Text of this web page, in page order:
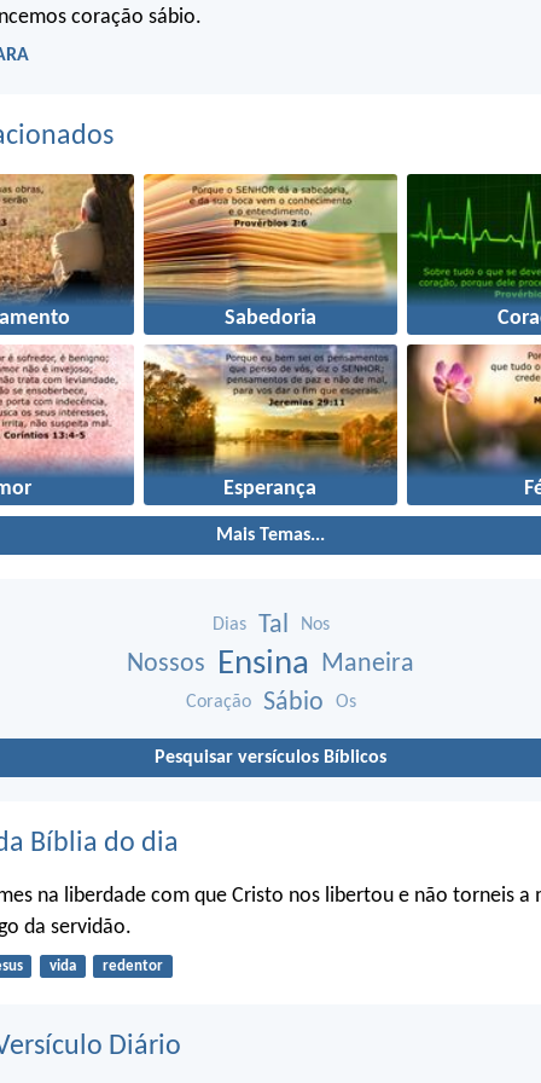
coração sábio.
Sabedoria
Esperança
Mais Temas...
Dias Tal Nos
Nossos Ensina Maneira
Coração Sábio Os
Pesquisar versículos Bíblicos
Bíblia do dia
na liberdade com que Cristo nos libertou e não torneis a
da servidão.
vida redentor
Diário